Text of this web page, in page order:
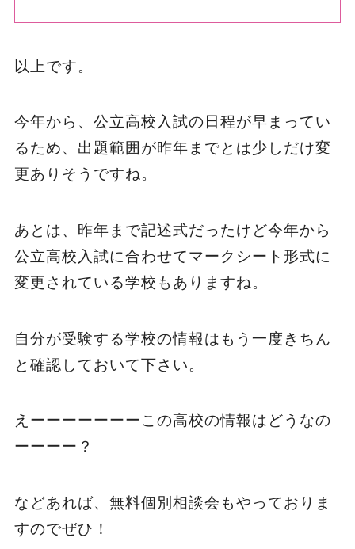
以上です。
今年から、公立高校入試の日程が早まってい
るため、出題範囲が昨年までとは少しだけ変
更ありそうですね。
あとは、昨年まで記述式だったけど今年から
公立高校入試に合わせてマークシート形式に
変更されている学校もありますね。
自分が受験する学校の情報はもう一度きちん
と確認しておいて下さい。
えーーーーーーーこの高校の情報はどうなの
ーーーー？
などあれば、無料個別相談会もやっておりま
すのでぜひ！